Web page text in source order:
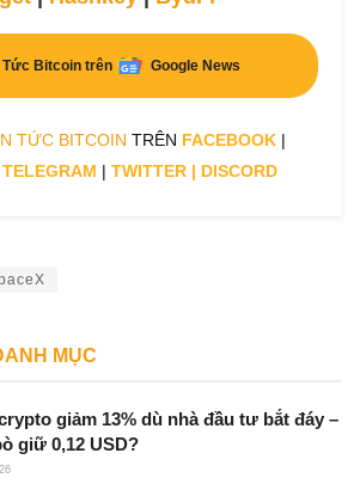
Tức Bitcoin trên Google News
TỨC BITCOIN TRÊN FACEBOOK |
TELEGRAM | TWITTER | DISCORD
MỤC
giảm 13% dù nhà đầu tư bắt đáy –
giữ 0,12 USD?